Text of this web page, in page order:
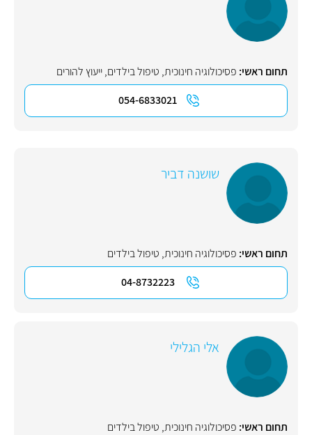
תחום ראשי: פסיכולוגיה חינוכית, טיפול בילדים,ייעוץ להורים
054-6833021
שושנה דביר
תחום ראשי: פסיכולוגיה חינוכית, טיפול בילדים
04-8732223
אלי הגלילי
תחום ראשי: פסיכולוגיה חינוכית, טיפול בילדים